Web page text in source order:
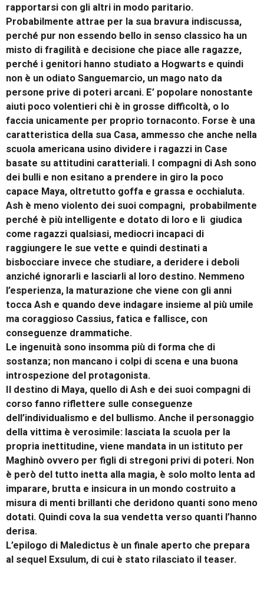
rapportarsi con gli altri in modo paritario.
Probabilmente attrae per la sua bravura indiscussa,
perché pur non essendo bello in senso classico ha un
misto di fragilità e decisione che piace alle ragazze,
perché i genitori hanno studiato a Hogwarts e quindi
non è un odiato Sanguemarcio, un mago nato da
persone prive di poteri arcani. E’ popolare nonostante
aiuti poco volentieri chi è in grosse difficoltà, o lo
faccia unicamente per proprio tornaconto. Forse è una
caratteristica della sua Casa, ammesso che anche nella
scuola americana usino dividere i ragazzi in Case
basate su attitudini caratteriali. I compagni di Ash sono
dei bulli e non esitano a prendere in giro la poco
capace Maya, oltretutto goffa e grassa e occhialuta.
Ash è meno violento dei suoi compagni, probabilmente
perché è più intelligente e dotato di loro e li giudica
come ragazzi qualsiasi, mediocri incapaci di
raggiungere le sue vette e quindi destinati a
bisbocciare invece che studiare, a deridere i deboli
anziché ignorarli e lasciarli al loro destino. Nemmeno
l’esperienza, la maturazione che viene con gli anni
tocca Ash e quando deve indagare insieme al più umile
ma coraggioso Cassius, fatica e fallisce, con
conseguenze drammatiche.
Le ingenuità sono insomma più di forma che di
sostanza; non mancano i colpi di scena e una buona
introspezione del protagonista.
Il destino di Maya, quello di Ash e dei suoi compagni di
corso fanno riflettere sulle conseguenze
dell’individualismo e del bullismo. Anche il personaggio
della vittima è verosimile: lasciata la scuola per la
propria inettitudine, viene mandata in un istituto per
Maghinò ovvero per figli di stregoni privi di poteri. Non
è però del tutto inetta alla magia, è solo molto lenta ad
imparare, brutta e insicura in un mondo costruito a
misura di menti brillanti che deridono quanti sono meno
dotati. Quindi cova la sua vendetta verso quanti l’hanno
derisa.
L’epilogo di Maledictus è un finale aperto che prepara
al sequel Exsulum, di cui è stato rilasciato il teaser.